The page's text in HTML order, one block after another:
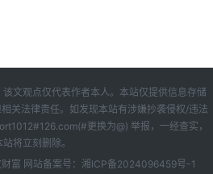
文观点仅代表作者本人。本站仅提供信息存储
关法律责任。如发现本站有涉嫌抄袭侵权/违法
更换为@) 举报，一经查实，
站将立刻删除。
富 网站备案号： 湘ICP备2024096459号-1